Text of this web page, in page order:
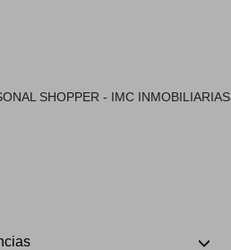
SHOPPER - IMC INMOBILIARIAS